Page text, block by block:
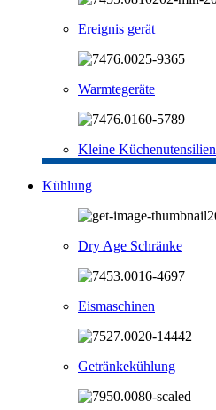
Ereignis gerät
Warmtegeräte
Kleine Küchenutensilien
Kühlung
Dry Age Schränke
Eismaschinen
Getränkekühlung